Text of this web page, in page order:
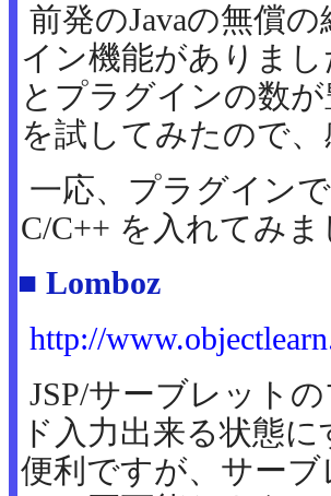
前発のJavaの無償
イン機能がありまし
とプラグインの数
を試してみたので
一応、プラグイン
C/C++ を入れてみま
■ Lomboz
http://
JSP/サーブレット
ド入力出来る状態
便利ですが、サー